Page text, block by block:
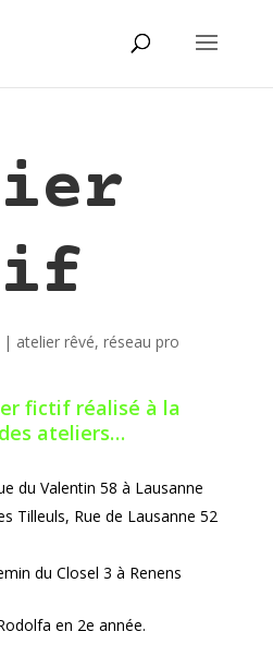
atelier rêvé, réseau pro
fictif réalisé à la
ateliers…
du Valentin 58 à Lausanne
Tilleuls, Rue de Lausanne 52
du Closel 3 à Renens
en 2e année.